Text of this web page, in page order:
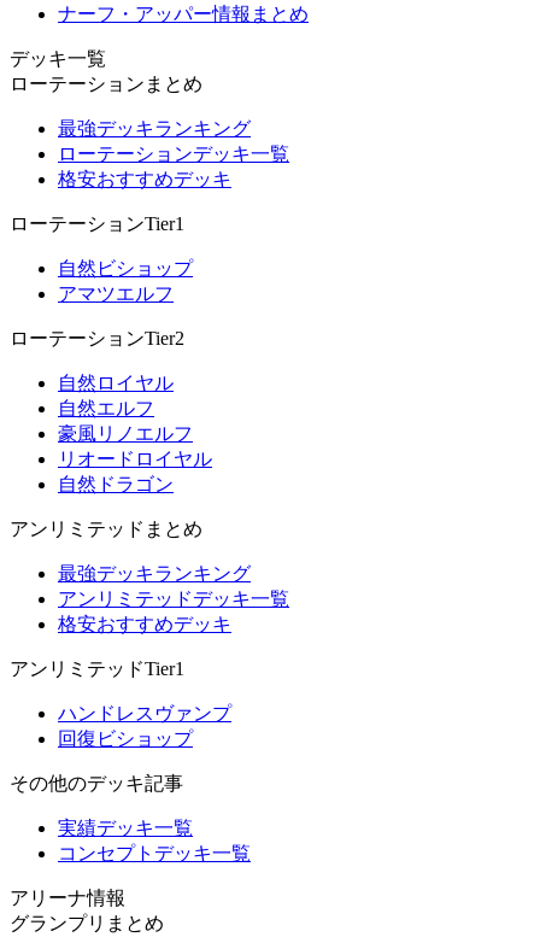
ナーフ・アッパー情報まとめ
デッキ一覧
ローテーションまとめ
最強デッキランキング
ローテーションデッキ一覧
格安おすすめデッキ
ローテーションTier1
自然ビショップ
アマツエルフ
ローテーションTier2
自然ロイヤル
自然エルフ
豪風リノエルフ
リオードロイヤル
自然ドラゴン
アンリミテッドまとめ
最強デッキランキング
アンリミテッドデッキ一覧
格安おすすめデッキ
アンリミテッドTier1
ハンドレスヴァンプ
回復ビショップ
その他のデッキ記事
実績デッキ一覧
コンセプトデッキ一覧
アリーナ情報
グランプリまとめ